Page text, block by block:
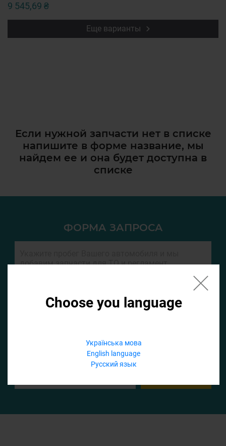
Choose you language
Українська мова
English language
Русский язык
9 545,69 ₴
Еще варианты
Если нужной запчасти нет в списке
напишите в форме название, мы
найдем ее и она будет доступна в
списке
ФОРМА ЗАПРОСА